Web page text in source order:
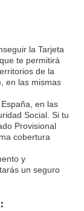
la Tarjeta
te permitirá
de la
en las mismas
en las
Social. Si tu
Provisional
cobertura
y
un seguro